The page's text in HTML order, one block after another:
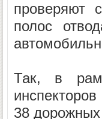
проверяют
полос
Так, в
38 дорожных